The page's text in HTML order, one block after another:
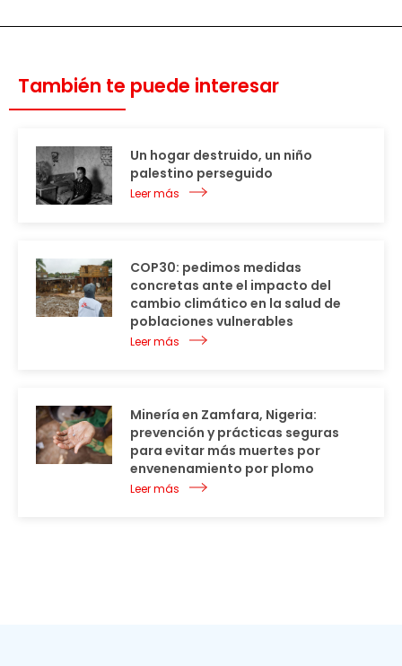
También te puede interesar
Un hogar destruido, un niño
palestino perseguido
Leer más
COP30: pedimos medidas
concretas ante el impacto del
cambio climático en la salud de
poblaciones vulnerables
Leer más
Minería en Zamfara, Nigeria:
prevención y prácticas seguras
para evitar más muertes por
envenenamiento por plomo
Leer más